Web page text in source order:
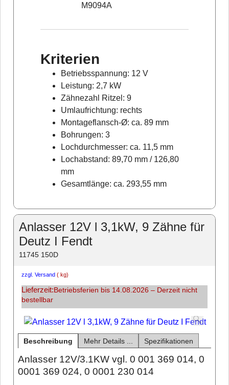
M9094A
Kriterien
Betriebsspannung: 12 V
Leistung: 2,7 kW
Zähnezahl Ritzel: 9
Umlaufrichtung: rechts
Montageflansch-Ø: ca. 89 mm
Bohrungen: 3
Lochdurchmesser: ca. 11,5 mm
Lochabstand: 89,70 mm / 126,80
mm
Gesamtlänge: ca. 293,55 mm
Anlasser 12V l 3,1kW, 9 Zähne für
Deutz I Fendt
11745 150D
zzgl. Versand kg
Lieferzeit:Betriebsferien bis 14.08.2026 – Derzeit nicht
bestellbar
Beschreibung Mehr Details ... Spezifikationen
Anlasser 12V/3.1KW vgl. 0 001 369 014, 0
0001 369 024, 0 0001 230 014